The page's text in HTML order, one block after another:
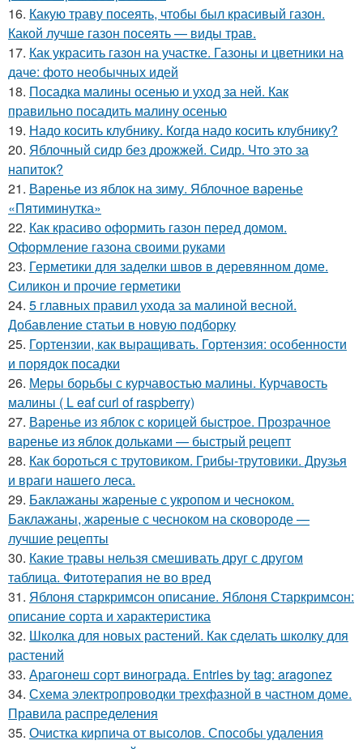
16. Какую траву посеять, чтобы был красивый газон.
Какой лучше газон посеять — виды трав.
17. Как украсить газон на участке. Газоны и цветники на
даче: фото необычных идей
18. Посадка малины осенью и уход за ней. Как
правильно посадить малину осенью
19. Надо косить клубнику. Когда надо косить клубнику?
20. Яблочный сидр без дрожжей. Сидр. Что это за
напиток?
21. Варенье из яблок на зиму. Яблочное варенье
«Пятиминутка»
22. Как красиво оформить газон перед домом.
Оформление газона своими руками
23. Герметики для заделки швов в деревянном доме.
Силикон и прочие герметики
24. 5 главных правил ухода за малиной весной.
Добавление статьи в новую подборку
25. Гортензии, как выращивать. Гортензия: особенности
и порядок посадки
26. Меры борьбы с курчавостью малины. Курчавость
малины ( L eaf curl of raspberry)
27. Варенье из яблок с корицей быстрое. Прозрачное
варенье из яблок дольками — быстрый рецепт
28. Как бороться с трутовиком. Грибы-трутовики. Друзья
и враги нашего леса.
29. Баклажаны жареные с укропом и чесноком.
Баклажаны, жареные с чесноком на сковороде —
лучшие рецепты
30. Какие травы нельзя смешивать друг с другом
таблица. Фитотерапия не во вред
31. Яблоня старкримсон описание. Яблоня Старкримсон:
описание сорта и характеристика
32. Школка для новых растений. Как сделать школку для
растений
33. Арагонеш сорт винограда. Entries by tag: aragonez
34. Схема электропроводки трехфазной в частном доме.
Правила распределения
35. Очистка кирпича от высолов. Способы удаления